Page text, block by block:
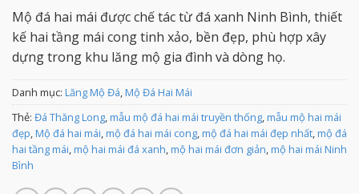
Mộ đá hai mái được chế tác từ đá xanh Ninh Bình, thiết
kế hai tầng mái cong tinh xảo, bền đẹp, phù hợp xây
dựng trong khu lăng mộ gia đình và dòng họ.
Danh mục: Lăng Mộ Đá,Mộ Đá Hai Mái
Thẻ: Đá Thăng Long,mẫu mộ đá hai mái truyền thống,mẫu mộ hai mái
đẹp,Mộ đá hai mái,mộ đá hai mái cong,mộ đá hai mái đẹp nhất,mộ đá
hai tầng mái,mộ hai mái đá xanh,mộ hai mái đơn giản,mộ hai mái Ninh
Bình